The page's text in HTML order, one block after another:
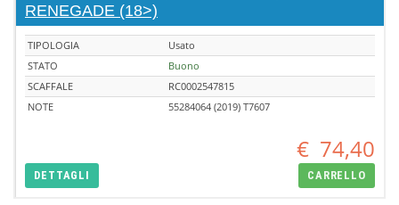
RENEGADE (18>)
TIPOLOGIA
Usato
STATO
Buono
SCAFFALE
RC0002547815
NOTE
55284064 (2019) T7607
€ 74,40
DETTAGLI CARRELLO